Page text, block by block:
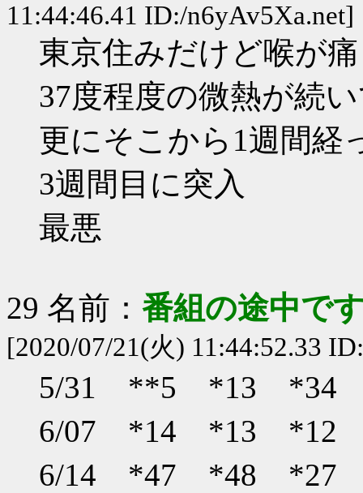
11:44:46.41 ID:/n6yAv5Xa.net]
東京住みだけど喉が
37度程度の微熱が続
更にそこから1週間経
3週間目に突入
最悪
29 名前： 番組の途中で
[2020/07/21(火) 11:44:52.33
5/31 **5 *13
6/07 *14 *13
6/14 *47 *48